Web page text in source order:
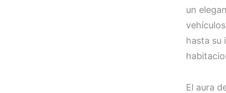
un
hasta su
El aura